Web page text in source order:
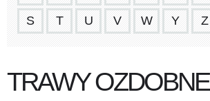
S T U V W Y Z
TRAWY OZDOBNE